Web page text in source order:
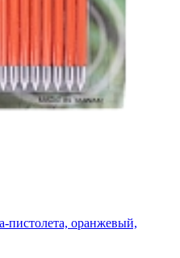
пистолета, оранжевый,